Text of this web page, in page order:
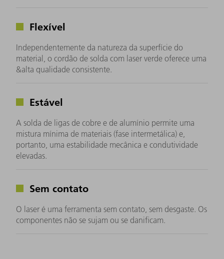
Flexível
Independentemente da natureza da superfície do
material, o cordão de solda com laser verde oferece uma
&alta qualidade consistente.
Estável
A solda de ligas de cobre e de alumínio permite uma
mistura mínima de materiais (fase intermetálica) e,
portanto, uma estabilidade mecânica e condutividade
elevadas.
Sem contato
O laser é uma ferramenta sem contato, sem desgaste. Os
componentes não se sujam ou se danificam.